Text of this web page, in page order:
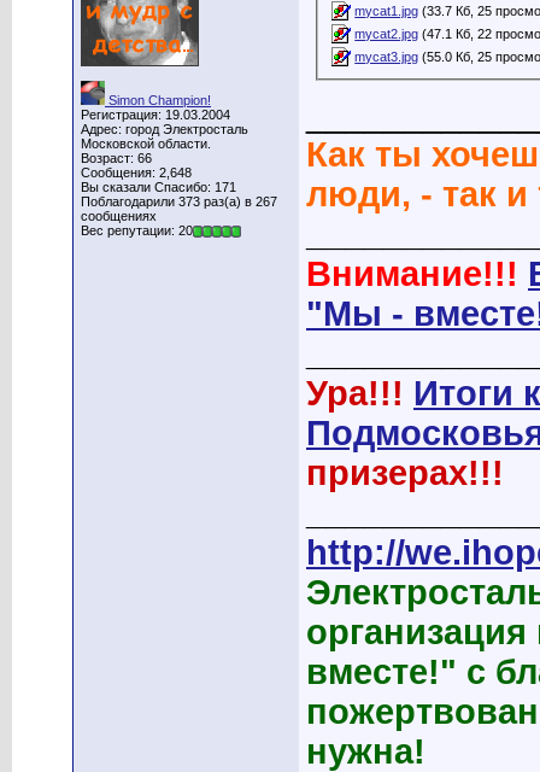
Simon Champion!
Регистрация: 19.03.2004
Адрес: город Электросталь
Московской области.
Возраст: 66
Сообщения: 2,648
Вы сказали Спасибо: 171
Поблагодарили 373 раз(а) в 267
сообщениях
Вес репутации: 20
mycat1.jpg (33.7 Кб, 25
mycat2.jpg (47.1 Кб, 22
mycat3.jpg (55.0 Кб, 25
Как ты
люди, - так
Внимание!!!
"Мы -
Ура!!! Итоги
призерах!!!
http://
вместе!" с
нужна!